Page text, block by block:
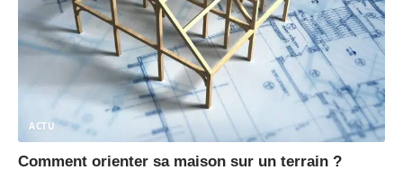
ACTU
Comment orienter sa maison sur un terrain ?